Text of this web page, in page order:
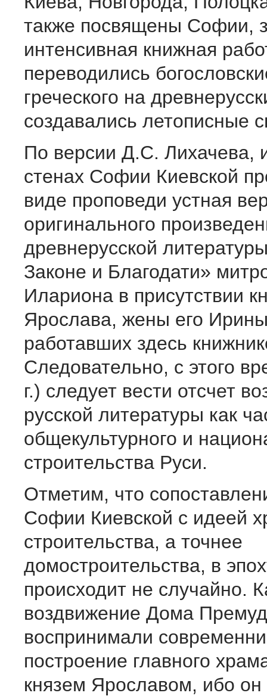
также посвящены Софии,
интенсивная книжная
переводились
греческого на
создавались летописные
По версии Д.С. Лихачева,
стенах Софии Киевской
виде проповеди устная
оригинального
древнерусской
Законе и Благодати»
Илариона в присутствии
Ярослава, жены его
работавших здесь
Следовательно, с этого
г.) следует вести отсчет
русской литературы как
общекультурного и
строительства Руси.
Отметим, что
Софии Киевской с идеей
строительства, а точнее
домостроительства, в
происходит не случайно.
воздвижение Дома
воспринимали
построение главного
князем Ярославом, ибо он